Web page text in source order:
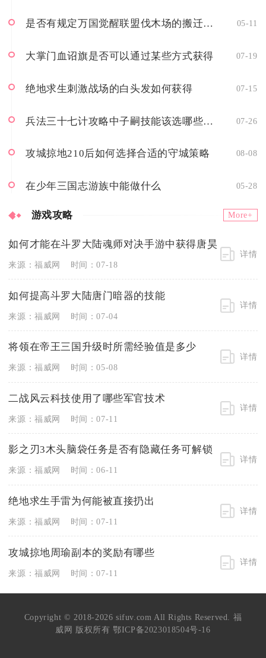
是否有规定万国觉醒联盟伐木场的搬迁时间 05-11
大掌门血诏旗是否可以通过某些方式获得 07-19
绝地求生刺激战场的白头发如何获得 07-15
兵法三十七计攻略中子嗣技能该选哪些才合适 07-26
攻城掠地210后如何选择合适的守城策略 08-08
在少年三国志游族中能做什么 05-28
游戏攻略 More+
如何才能在斗罗大陆魂师对决手游中获得唐昊
来源：福威网 时间：07-18
详情
如何提高斗罗大陆唐门暗器的技能
来源：福威网 时间：07-04
详情
将领在帝王三国升级时所需经验值是多少
来源：福威网 时间：05-08
详情
二战风云科技使用了哪些军官技术
来源：福威网 时间：07-11
详情
影之刃3木头脑袋任务是否有隐藏任务可解锁
来源：福威网 时间：06-11
详情
绝地求生手雷为何能被直接扔出
来源：福威网 时间：07-11
详情
攻城掠地周瑜副本的奖励有哪些
来源：福威网 时间：07-11
详情
Copyright © 2018-2026 sifuv.com All Rights Reserved. 福
威网 版权所有鄂ICP备2023018504号-16